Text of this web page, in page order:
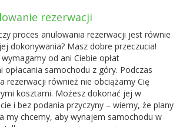
rezerwacji
proces anulowania rezerwacji jest równie
dokonywania? Masz dobre przeczucia!
od ani Ciebie opłat
opłacania samochodu z góry. Podczas
rezerwacji również nie obciążamy Cię
kosztami. Możesz dokonać jej w
i bez podania przyczyny – wiemy, że plany
my chcemy, aby wynajem samochodu w